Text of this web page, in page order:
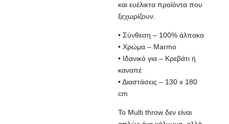
και ευέλικτα προϊόντα που
ξεχωρίζουν.
• Σύνθεση – 100% άλπακα
• Χρώμα – Marmo
• Ιδανικό για – Κρεβάτι ή
καναπέ
• Διαστάσεις – 130 x 180
cm
Το Multi throw δεν είναι